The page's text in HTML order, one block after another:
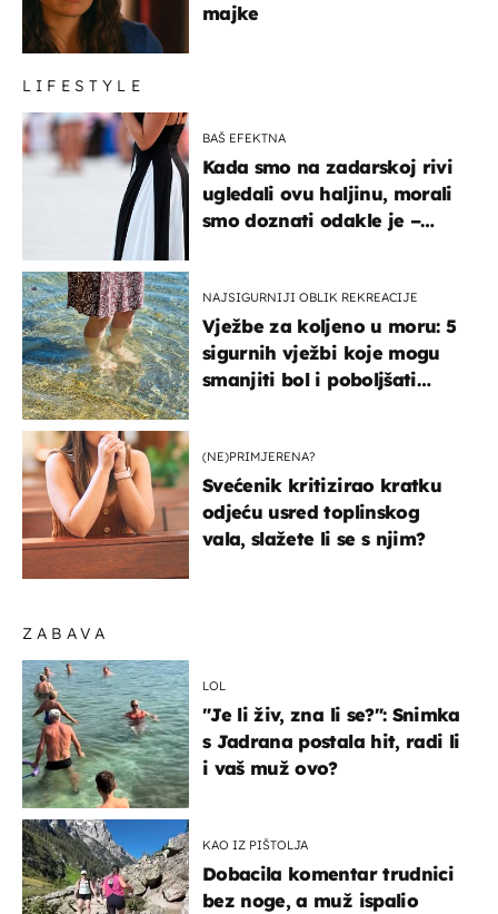
ZABAVA
LOL
"Je li živ, zna li se?": Snimka
s Jadrana postala hit, radi li
i vaš muž ovo?
KAO IZ PIŠTOLJA
Dobacila komentar trudnici
bez noge, a muž ispalio
majke
LIFESTYLE
BAŠ EFEKTNA
Kada smo na zadarskoj rivi
ugledali ovu haljinu, morali
smo doznati odakle je –
NAJSIGURNIJI OBLIK REKREACIJE
Vježbe za koljeno u moru: 5
sigurnih vježbi koje mogu
smanjiti bol i poboljšati
(NE)PRIMJERENA?
Svećenik kritizirao kratku
odjeću usred toplinskog
vala, slažete li se s njim?